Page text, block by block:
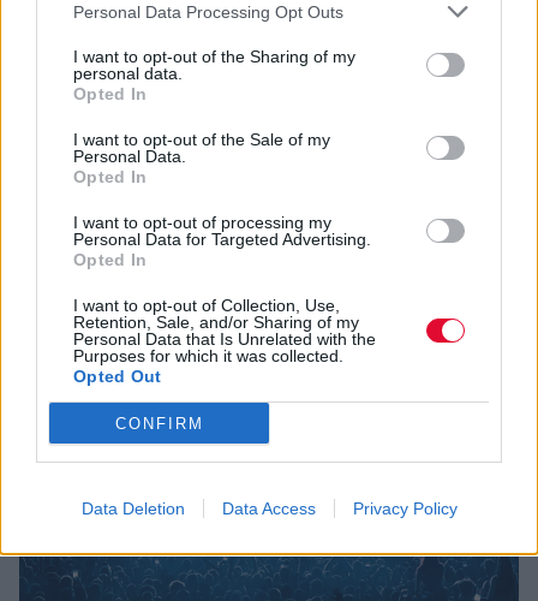
Personal Data Processing Opt Outs
I want to opt-out of the Sharing of my
personal data.
Opted In
I want to opt-out of the Sale of my
Personal Data.
Opted In
I want to opt-out of processing my
Personal Data for Targeted Advertising.
Opted In
I want to opt-out of Collection, Use,
Retention, Sale, and/or Sharing of my
Personal Data that Is Unrelated with the
Purposes for which it was collected.
Opted Out
CONFIRM
Data Deletion Data Access Privacy Policy
Σε μια Αθήνα που βράζει μέσα και έξω, το line-up
friends και GXHAN X STOLOU μετέτρεψε την
Τεχνόπολη σε rave θερμοκήπιο, με κάθε beat να
στάζει ιδρώτα, χαμόγελα και φουτουριστικό χάος.
Χώρος: Τεχνόπολη Δήμου Αθηναίων